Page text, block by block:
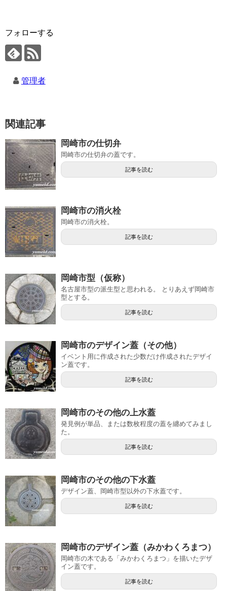
フォローする
管理者
関連記事
岡崎市の仕切弁
岡崎市の仕切弁の蓋です。
記事を読む
岡崎市の消火栓
岡崎市の消火栓。
記事を読む
岡崎市型（仮称）
名古屋市型の派生型と思われる。 とりあえず岡崎市
型とする。
記事を読む
岡崎市のデザイン蓋（その他）
イベント用に作成された少数だけ作成されたデザイ
ン蓋です。
記事を読む
岡崎市のその他の上水蓋
発見例が単品、または数枚程度の蓋を纏めてみまし
た。
記事を読む
岡崎市のその他の下水蓋
デザイン蓋、岡崎市型以外の下水蓋です。
記事を読む
岡崎市のデザイン蓋（みかわくろまつ）
岡崎市の木である「みかわくろまつ」を描いたデザ
イン蓋です。
記事を読む